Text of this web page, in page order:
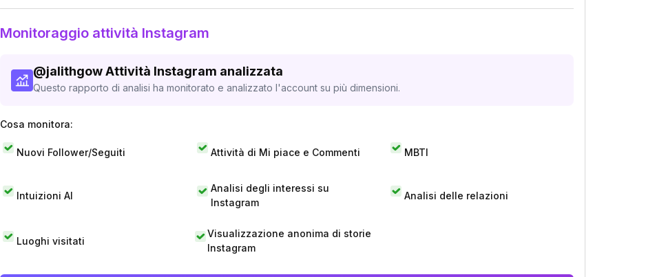
Monitoraggio attività Instagram
@jalithgowAttività Instagram analizzata
Questo rapporto di analisi ha monitorato e analizzato l'account su più dimensioni.
Cosa monitora:
Nuovi Follower/Seguiti Attività di Mi piace e Commenti MBTI
Intuizioni AI
Analisi degli interessi su
Instagram
Analisi delle relazioni
Luoghi visitati
Visualizzazione anonima di storie
Instagram